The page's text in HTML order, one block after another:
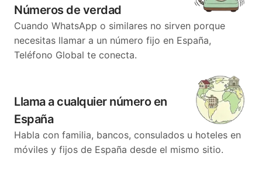
Números de verdad
Cuando WhatsApp o similares no sirven porque
necesitas llamar a un número fijo en España,
Teléfono Global te conecta.
Llama a cualquier número en
España
Habla con familia, bancos, consulados u hoteles en
móviles y fijos de España desde el mismo sitio.